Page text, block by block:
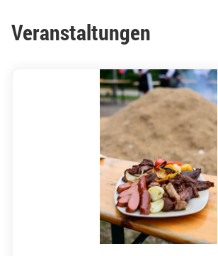
Veranstaltungen